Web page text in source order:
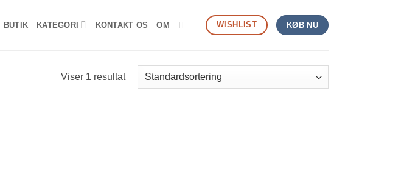
BUTIK KATEGORI KONTAKT OS OM WISHLIST KØB NU
Viser 1 resultat